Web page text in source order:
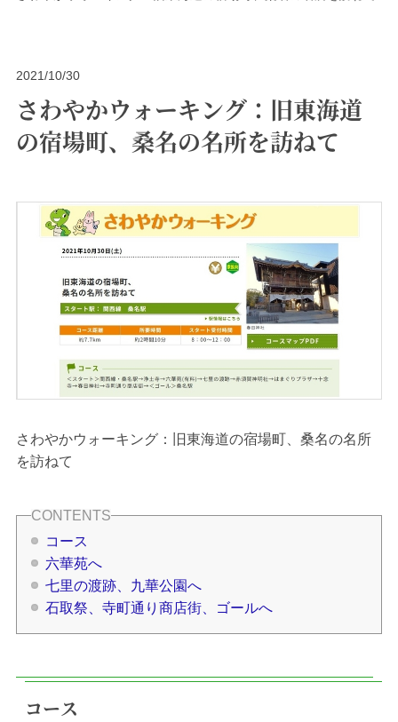
2021/10/30
さわやかウォーキング：旧東海道
の宿場町、桑名の名所を訪ねて
さわやかウォーキング：旧東海道の宿場町、桑名の名所
を訪ねて
コース
六華苑へ
七里の渡跡、九華公園へ
石取祭、寺町通り商店街、ゴールへ
コース